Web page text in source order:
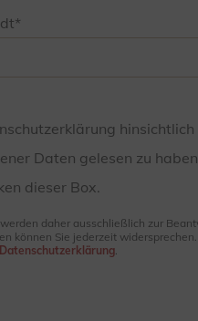
Daten gelesen zu
dieser Box.
daher ausschließlich zur
können Sie jederzeit
Datenschutzerklärung.